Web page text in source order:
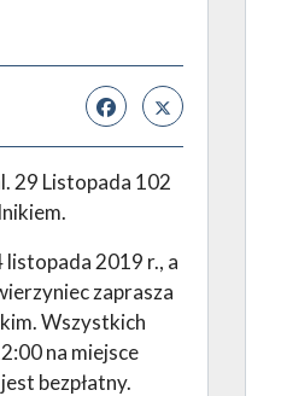
29 Listopada 102
listopada 2019 r., a
zaprasza
Wszystkich
na miejsce
bezpłatny.